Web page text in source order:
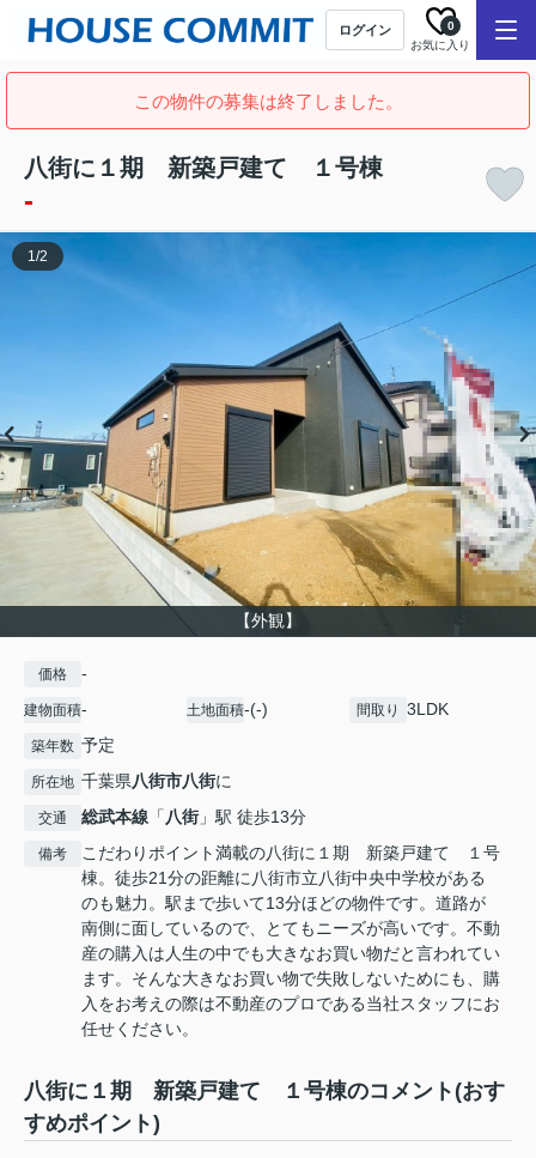
ログイン
お気に入り
0
この物件の募集は終了しました。
八街に１期 新築戸建て １号棟
-
【外観】
1/2
価格 -
建物面積- 土地面積-(-) 間取り 3LDK
築年数 予定
所在地 千葉県八街市八街に
交通 総武本線 「八街」駅 徒歩13分
備考
こだわりポイント満載の八街に１期 新築戸建て １号
棟。徒歩21分の距離に八街市立八街中央中学校がある
のも魅力。駅まで歩いて13分ほどの物件です。道路が
南側に面しているので、とてもニーズが高いです。不動
産の購入は人生の中でも大きなお買い物だと言われてい
ます。そんな大きなお買い物で失敗しないためにも、購
入をお考えの際は不動産のプロである当社スタッフにお
任せください。
八街に１期 新築戸建て １号棟のコメント(おす
すめポイント)